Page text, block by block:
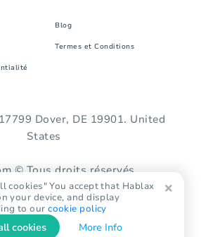
Blog
Termes et Conditions
Dover, DE 19901. United
States
© Tous droits réservés.
cookies" You accept that Hablax
your device, and display
to ourcookie policy
cookies More Info